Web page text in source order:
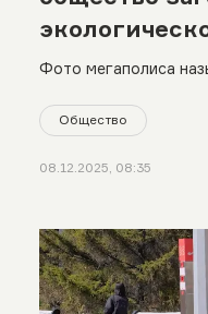
Фото мегаполиса
Общество
08.12.2025, 08:35